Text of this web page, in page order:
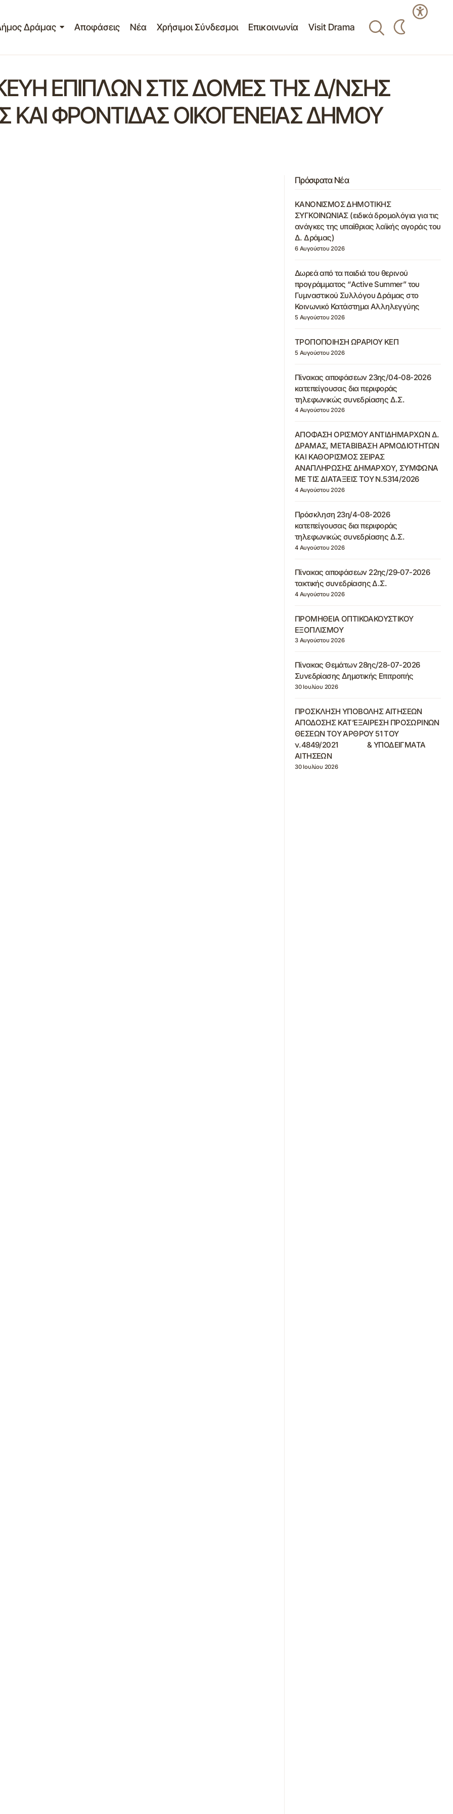
Δράμας Αποφάσεις Νέα Χρήσιμοι Σύνδεσμοι Επικοινωνία Visit Drama
ΕΠΙΠΛΩΝ ΣΤΙΣ ΔΟΜΕΣ ΤΗΣ Δ/ΝΣΗΣ
ΚΑΙ ΦΡΟΝΤΙΔΑΣ ΟΙΚΟΓΕΝΕΙΑΣ ΔΗΜΟΥ
Πρόσφατα Νέα
ΚΑΝΟΝΙΣΜΟΣ ΔΗΜΟΤΙΚΗΣ
ΣΥΓΚΟΙΝΩΝΙΑΣ (ειδικά δρομολόγια για τις
ανάγκες της υπαίθριας λαϊκής αγοράς του
Δ. Δράμας)
6 Αυγούστου 2026
Δωρεά από τα παιδιά του θερινού
προγράμματος “Active Summer” του
Γυμναστικού Συλλόγου Δράμας στο
Κοινωνικό Κατάστημα Αλληλεγγύης
5 Αυγούστου 2026
ΤΡΟΠΟΠΟΙΗΣΗ ΩΡΑΡΙΟΥ ΚΕΠ
5 Αυγούστου 2026
Πίνακας αποφάσεων 23ης/04-08-2026
κατεπείγουσας δια περιφοράς
τηλεφωνικώς συνεδρίασης Δ.Σ.
4 Αυγούστου 2026
ΑΠΟΦΑΣΗ ΟΡΙΣΜΟΥ ΑΝΤΙΔΗΜΑΡΧΩΝ Δ.
ΔΡΑΜΑΣ, ΜΕΤΑΒΙΒΑΣΗ ΑΡΜΟΔΙΟΤΗΤΩΝ
ΚΑΙ ΚΑΘΟΡΙΣΜΟΣ ΣΕΙΡΑΣ
ΑΝΑΠΛΗΡΩΣΗΣ ΔΗΜΑΡΧΟΥ, ΣΥΜΦΩΝΑ
ΜΕ ΤΙΣ ΔΙΑΤΑΞΕΙΣ ΤΟΥ Ν.5314/2026
4 Αυγούστου 2026
Πρόσκληση 23η/4-08-2026
κατεπείγουσας δια περιφοράς
τηλεφωνικώς συνεδρίασης Δ.Σ.
4 Αυγούστου 2026
Πίνακας αποφάσεων 22ης/29-07-2026
τακτικής συνεδρίασης Δ.Σ.
4 Αυγούστου 2026
ΠΡΟΜΗΘΕΙΑ ΟΠΤΙΚΟΑΚΟΥΣΤΙΚΟΥ
ΕΞΟΠΛΙΣΜΟΥ
3 Αυγούστου 2026
Πίνακας Θεμάτων 28ης/28-07-2026
Συνεδρίασης Δημοτικής Επιτροπής
30 Ιουλίου 2026
ΠΡΟΣΚΛΗΣΗ ΥΠΟΒΟΛΗΣ ΑΙΤΗΣΕΩΝ
ΑΠΟΔΟΣΗΣ ΚΑΤ’ΕΞΑΙΡΕΣΗ ΠΡΟΣΩΡΙΝΩΝ
ΘΕΣΕΩΝ ΤΟΥ ΆΡΘΡΟΥ 51 ΤΟΥ
ν.4849/2021 & ΥΠΟΔΕΙΓΜΑΤΑ
ΑΙΤΗΣΕΩΝ
30 Ιουλίου 2026